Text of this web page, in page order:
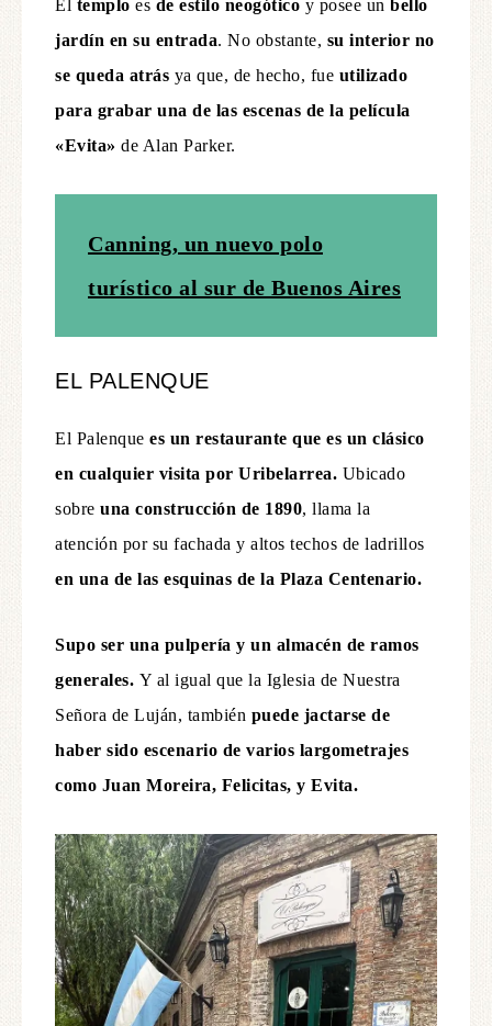
El templo es de estilo neogótico y posee un bello
jardín en su entrada. No obstante, su interior no
se queda atrás ya que, de hecho, fue utilizado
para grabar una de las escenas de la película
«Evita» de Alan Parker.
Canning, un nuevo polo
turístico al sur de Buenos Aires
EL PALENQUE
El Palenque es un restaurante que es un clásico
en cualquier visita por Uribelarrea. Ubicado
sobre una construcción de 1890, llama la
atención por su fachada y altos techos de ladrillos
en una de las esquinas de la Plaza Centenario.
Supo ser una pulpería y un almacén de ramos
generales. Y al igual que la Iglesia de Nuestra
Señora de Luján, también puede jactarse de
haber sido escenario de varios largometrajes
como Juan Moreira, Felicitas, y Evita.